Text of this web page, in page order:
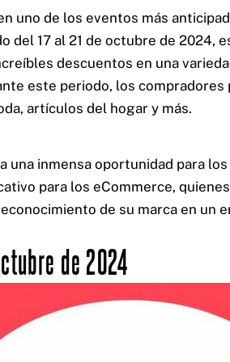
uno de los eventos más
del 17 al 21 de octubre de 2024,
descuentos en una
este periodo, los
artículos del hogar y más.
una inmensa oportunidad para
para los eCommerce,
de su marca en un
de 2024